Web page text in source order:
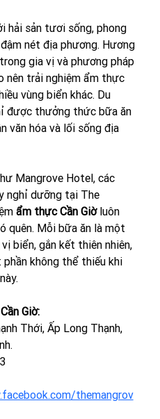
hải sản tươi sống, phong
nét địa phương. Hương
gia vị và phương pháp
nên trải nghiệm ẩm thực
vùng biển khác. Du
được thưởng thức bữa ăn
văn hóa và lối sống địa
Mangrove Hotel, các
nghỉ dưỡng tại The
ẩm thực Cần Giờ luôn
quên. Mỗi bữa ăn là một
biển, gắn kết thiên nhiên,
không thể thiếu khi
Giờ:
Thới, Ấp Long Thạnh,
themangrov